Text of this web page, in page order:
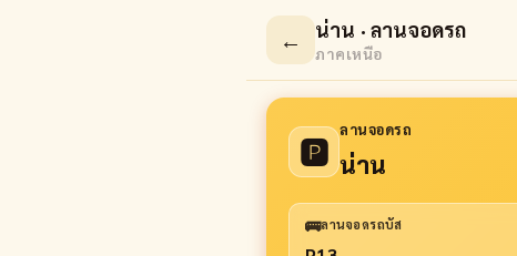
← น่าน · ลานจอดรถ
ภาคเหนือ
🅿
ลานจอดรถ
น่าน
🚌ลานจอดรถบัส